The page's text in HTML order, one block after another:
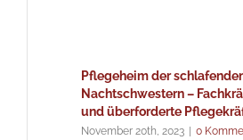
Pflegeheim der
Nachtschwestern –
und überforderte
November 20th, 2023 | 0